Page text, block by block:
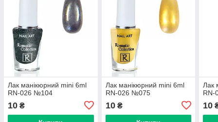
Лак манікюрний mini 6ml
RN-026 №104
10 ₴
Лак манікюрний mini 6ml
RN-026 №075
10₴
Лак
10